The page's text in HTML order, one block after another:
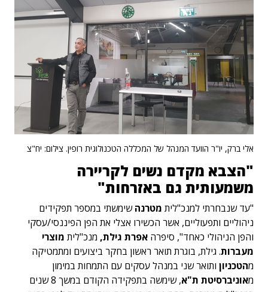
אלי ברק, יו"ר הוועד המנהל של המכללה הטכנולוגית רופין. צילום: יח"צ
"הצבא מקדם נשים לקריירה
משמעותית גם באזרחות"
"עד שנבחרתי למנכ"לית מטרנהשימשתי במספר תפקידים
ניהוליים ותפעוליים, אשר הכשירו אצלי את הפן הפיננסי/עסקי
והפן הניהולי כאחד", סיפרה אפרת גילת, מנכ"לית מוצרי
מעברות. גילת, בוגרת תואר ראשון בחקר ביצועים ומתמטיקה
מהטכניון ותואר שני במנהל עסקים עם התמחות במימון
מאוניברסיטת ת"א
, שימשה בתפקידה הקודם במשך 8 שנים